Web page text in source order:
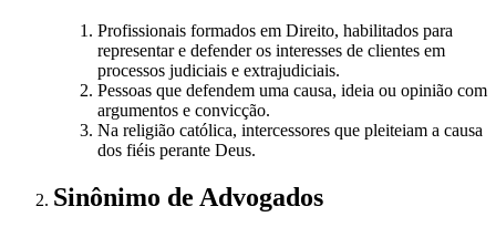
Profissionais formados em Direito, habilitados para
representar e defender os interesses de clientes em
processos judiciais e extrajudiciais.
Pessoas que defendem uma causa, ideia ou opinião com
argumentos e convicção.
Na religião católica, intercessores que pleiteiam a causa
dos fiéis perante Deus.
Sinônimo de Advogados